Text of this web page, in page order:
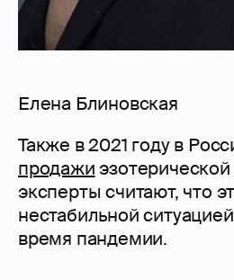
Елена Блиновская
Также в 2021 году в
продажи
эксперты считают, что
нестабильной
время пандемии.